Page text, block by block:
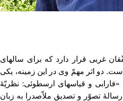
غربی قرار دارد که برای سالهای
دو اثر مهمّ وی در این زمینه، یکی
«فارابی و قیاسهای ارسطوئی: نظریّۀ
تصوّر و تصدیق ملاّصدرا به زبان